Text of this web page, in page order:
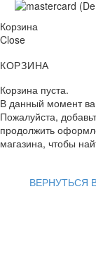
Корзина
Close
КОРЗИНА
Корзина пуста.
В данный момент
Пожалуйста,
продолжить
магазина, чтобы
ВЕРНУТЬСЯ